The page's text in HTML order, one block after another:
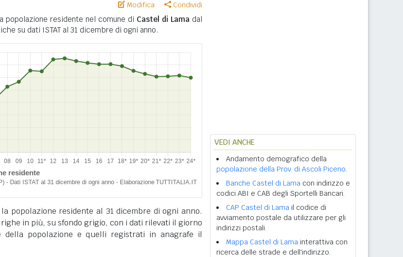
Modifica Condividi
popolazione residente nel comune di Castel di Lama dal
su dati ISTAT al 31 dicembre di ogni anno.
popolazione residente al 31 dicembre di ogni anno.
righe in più, su sfondo grigio, con i dati rilevati il giorno
della popolazione e quelli registrati in anagrafe il
VEDI ANCHE
Andamento demografico della
popolazione della Prov. di Ascoli Piceno.
Banche Castel di Lama con indirizzo e
codici ABI e CAB degli Sportelli Bancari.
CAP Castel di Lama il codice di
avviamento postale da utilizzare per gli
indirizzi postali.
Mappa Castel di Lama interattiva con
ricerca delle strade e dell'indirizzo.